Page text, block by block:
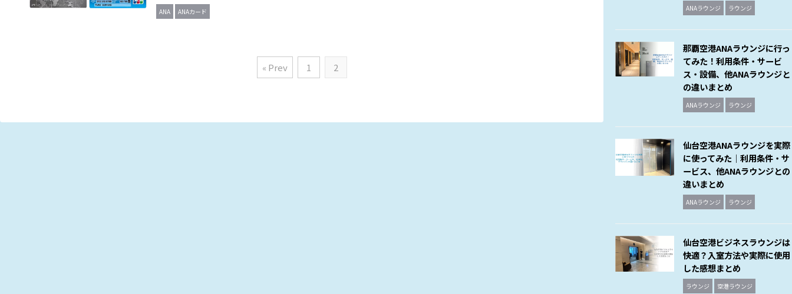
ANA ANAカード
« Prev 1 2
ANAラウンジ ラウンジ
那覇空港ANAラウンジに行っ
てみた！利用条件・サービ
ス・設備、他ANAラウンジと
の違いまとめ
ANAラウンジ ラウンジ
仙台空港ANAラウンジを実際
に使ってみた｜利用条件・サ
ービス、他ANAラウンジとの
違いまとめ
ANAラウンジ ラウンジ
仙台空港ビジネスラウンジは
快適？入室方法や実際に使用
した感想まとめ
ラウンジ 空港ラウンジ